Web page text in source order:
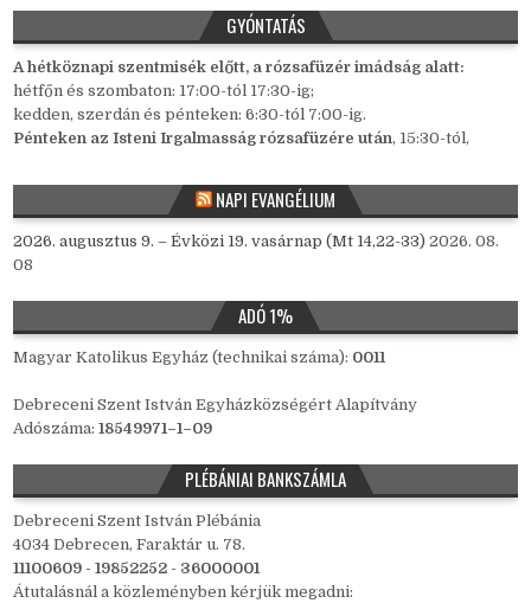
GYÓNTATÁS
A hétköznapi szentmisék előtt, a rózsafüzér imádság alatt:
hétfőn és szombaton: 17:00-tól 17:30-ig;
kedden, szerdán és pénteken: 6:30-tól 7:00-ig.
Pénteken az Isteni Irgalmasság rózsafüzére után, 15:30-tól,
NAPI EVANGÉLIUM
2026. augusztus 9. – Évközi 19. vasárnap (Mt 14,22-33) 2026. 08.
08
ADÓ 1%
Magyar Katolikus Egyház (technikai száma): 0011
Debreceni Szent István Egyházközségért Alapítvány
Adószáma:18549971–1–09
PLÉBÁNIAI BANKSZÁMLA
Debreceni Szent István Plébánia
4034 Debrecen, Faraktár u. 78.
11100609 - 19852252 - 36000001
Átutalásnál a közleményben kérjük megadni: